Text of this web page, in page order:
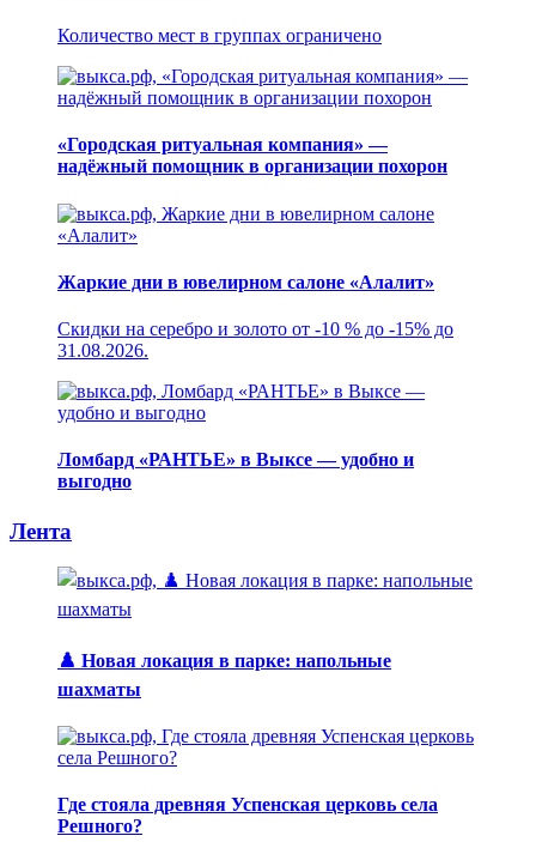
Количество мест в группах ограничено
«Городская ритуальная компания» —
надёжный помощник в организации похорон
Жаркие дни в ювелирном салоне «Алалит»
Скидки на серебро и золото от -10 % до -15% до
31.08.2026.
Ломбард «РАНТЬЕ» в Выксе — удобно и
выгодно
Лента
♟️ Новая локация в парке: напольные
шахматы
Где стояла древняя Успенская церковь села
Решного?